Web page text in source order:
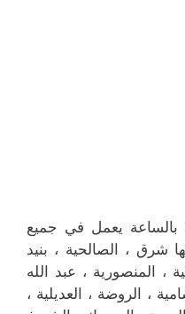
بالساعة يعمل في جميع
شرق ، الصالحية ، بنيد
، المنصورية ، عبد الله
، الروضة ، العديلية ،